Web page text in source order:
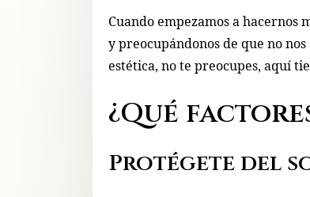
Cuando empezamos a
y preocupándonos de que no
estética, no te preocupes, aquí
¿Qué
Protégete del